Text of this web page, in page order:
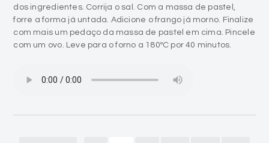
dos ingredientes. Corrija o sal. Com a massa de pastel,
forre a forma já untada. Adicione o frango já morno. Finalize
com mais um pedaço da massa de pastel em cima. Pincele
com um ovo. Leve para o forno a 180ºC por 40 minutos.